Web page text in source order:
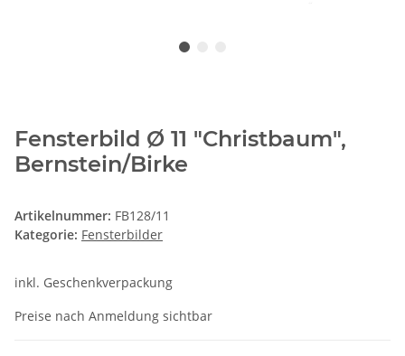
Fensterbild Ø 11 "Christbaum",
Bernstein/Birke
Artikelnummer: FB128/11
Kategorie: Fensterbilder
inkl. Geschenkverpackung
Preise nach Anmeldung sichtbar